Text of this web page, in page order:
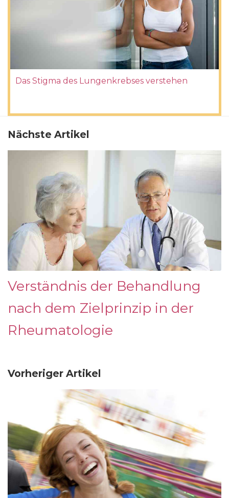
Das Stigma des Lungenkrebses verstehen
Nächste Artikel
Verständnis der Behandlung
nach dem Zielprinzip in der
Rheumatologie
Vorheriger Artikel